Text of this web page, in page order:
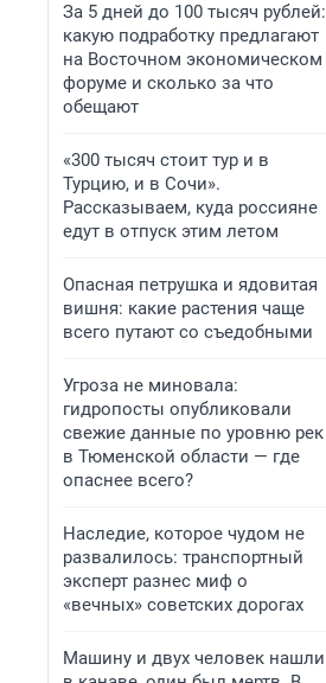
За 5 дней до 100 тысяч рублей:
какую подработку предлагают
на Восточном экономическом
форуме и сколько за что
обещают
«300 тысяч стоит тур и в
Турцию, и в Сочи».
Рассказываем, куда россияне
едут в отпуск этим летом
Опасная петрушка и ядовитая
вишня: какие растения чаще
всего путают со съедобными
Угроза не миновала:
гидропосты опубликовали
свежие данные по уровню рек
в Тюменской области — где
опаснее всего?
Наследие, которое чудом не
развалилось: транспортный
эксперт разнес миф о
«вечных» советских дорогах
Машину и двух человек нашли